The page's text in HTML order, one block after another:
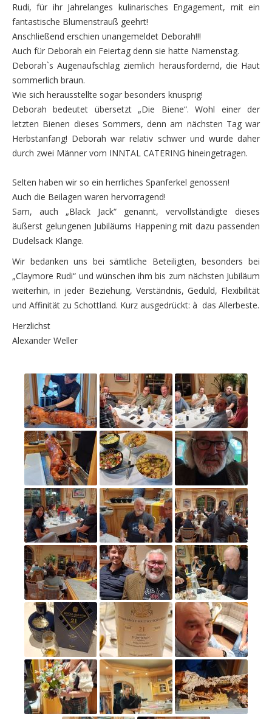
Rudi, für ihr Jahrelanges kulinarisches Engagement, mit ein
fantastische Blumenstrauß geehrt!
Anschließend erschien unangemeldet Deborah!!!
Auch für Deborah ein Feiertag denn sie hatte Namenstag.
Deborah`s Augenaufschlag ziemlich herausfordernd, die Haut
sommerlich braun.
Wie sich herausstellte sogar besonders knusprig!
Deborah bedeutet übersetzt „Die Biene“. Wohl einer der
letzten Bienen dieses Sommers, denn am nächsten Tag war
Herbstanfang! Deborah war relativ schwer und wurde daher
durch zwei Männer vom INNTAL CATERING hineingetragen.
Selten haben wir so ein herrliches Spanferkel genossen!
Auch die Beilagen waren hervorragend!
Sam, auch „Black Jack“ genannt, vervollständigte dieses
äußerst gelungenen Jubiläums Happening mit dazu passenden
Dudelsack Klänge.
Wir bedanken uns bei sämtliche Beteiligten, besonders bei
„Claymore Rudi“ und wünschen ihm bis zum nächsten Jubiläum
weiterhin, in jeder Beziehung, Verständnis, Geduld, Flexibilität
und Affinität zu Schottland. Kurz ausgedrückt: à das Allerbeste.
Herzlichst
Alexander Weller